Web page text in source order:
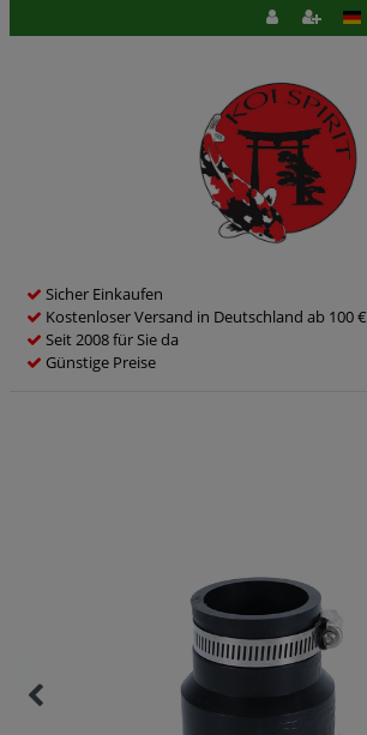
Sicher Einkaufen
Kostenloser Versand in Deutschland ab 100 €
Seit 2008 für Sie da
Günstige Preise